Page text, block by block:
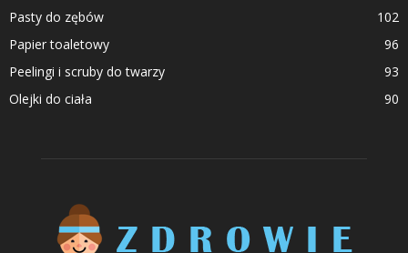
Pasty do zębów
102
Papier toaletowy
96
Peelingi i scruby do twarzy
93
Olejki do ciała
90